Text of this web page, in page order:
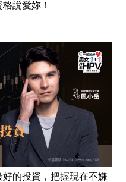
說愛妳！
的投資，把握現在不嫌